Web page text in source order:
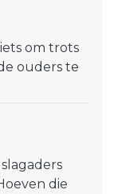
om trots
ouders te
die